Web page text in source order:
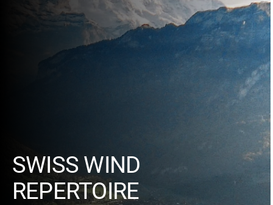
SWISS WIND
REPERTOIRE